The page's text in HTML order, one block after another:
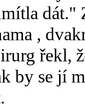
,
řekl,
by se jí